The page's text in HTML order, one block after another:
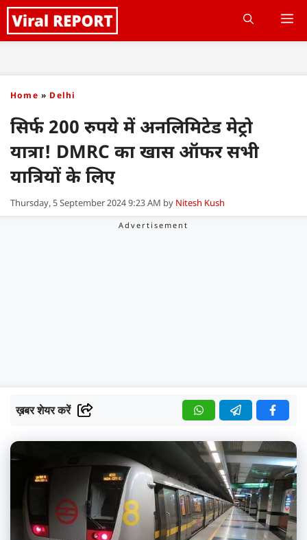
Skip
to
Home » Delhi
सिर्फ 200 रुपये में अनलिमिटेड मेट्रो
यात्रा! DMRC का खास ऑफर सभी
यात्रियों के लिए
Thursday, 5 September 2024 9:23 AM by Nitesh Kush
ख़बर शेयर करें